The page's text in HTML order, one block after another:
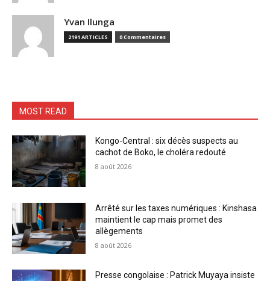
Yvan Ilunga
2191 ARTICLES 0 Commentaires
MOST READ
Kongo-Central : six décès suspects au
cachot de Boko, le choléra redouté
8 août 2026
Arrêté sur les taxes numériques : Kinshasa
maintient le cap mais promet des
allègements
8 août 2026
Presse congolaise : Patrick Muyaya insiste